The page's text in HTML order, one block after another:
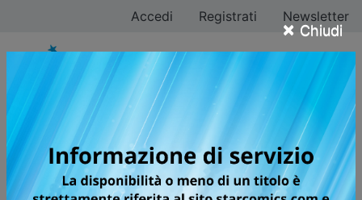
× Chiudi
Accedi Registrati Newsletter
Tutti i fumetti per la
testata DERE